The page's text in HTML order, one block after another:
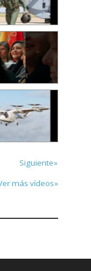
Siguiente»
más vídeos»